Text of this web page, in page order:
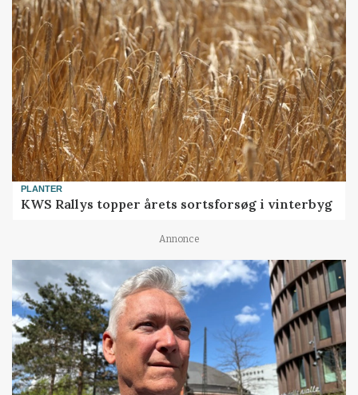
PLANTER
KWS Rallys topper årets sortsforsøg i vinterbyg
Annonce